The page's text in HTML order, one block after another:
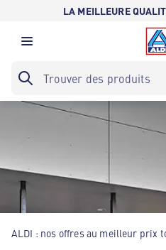
LA MEILLEURE
ALDI : nos offres au meilleur prix